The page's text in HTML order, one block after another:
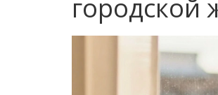
городской